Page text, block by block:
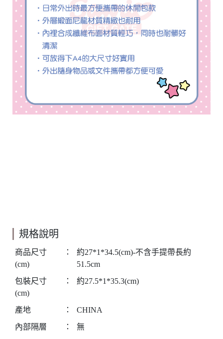
規格說明
商品尺寸
(cm)
：
約27*1*34.5(cm)-不含手提帶長約
51.5cm
包裝尺寸
(cm)
： 約27.5*1*35.3(cm)
產地 ：
CHINA
內部隔層
：
無